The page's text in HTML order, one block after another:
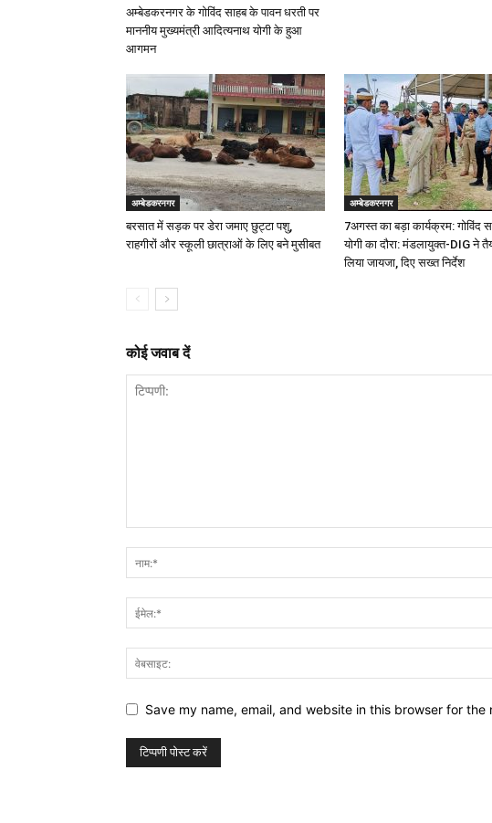
अम्बेडकरनगर के गोविंद साहब के पावन धरती पर
माननीय मुख्यमंत्री आदित्यनाथ योगी के हुआ
आगमन
अम्बेडकरनगर
बरसात में सड़क पर डेरा जमाए छुट्टा पशु,
राहगीरों और स्कूली छात्राओं के लिए बने मुसीबत
अम्बेडकरनगर
7अगस्त का बड़ा कार्यक्रम: गोविंद
योगी का दौरा: मंडलायुक्त-DIG ने
लिया जायजा, दिए सख्त निर्देश
कोई जवाब दें
Save my name, email, and website in this browser for the